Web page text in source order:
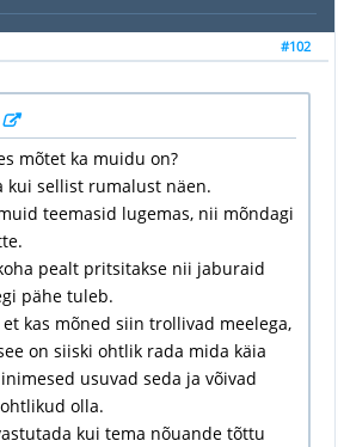
#102
mõtet ka muidu on?
kui sellist rumalust näen.
teemasid lugemas, nii mõndagi
pealt pritsitakse nii jaburaid
pähe tuleb.
kas mõned siin trollivad meelega,
on siiski ohtlik rada mida käia
usuvad seda ja võivad
olla.
kui tema nõuande tõttu